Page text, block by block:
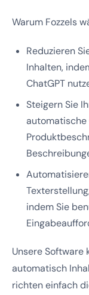
Warum Fozzels
Reduzieren
Inhalten,
ChatGPT
Steigern Sie
automatische
indem Sie
Unsere Software
automatisch
richten einfach